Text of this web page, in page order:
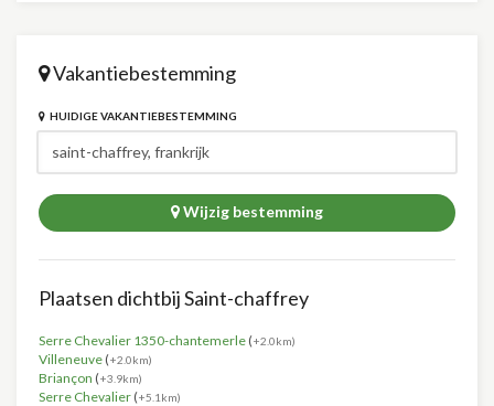
Vakantiebestemming
HUIDIGE VAKANTIEBESTEMMING
Wijzig bestemming
Plaatsen dichtbij Saint-chaffrey
Serre Chevalier 1350-chantemerle (+2.0km)
Villeneuve (+2.0km)
Briançon (+3.9km)
Serre Chevalier (+5.1km)